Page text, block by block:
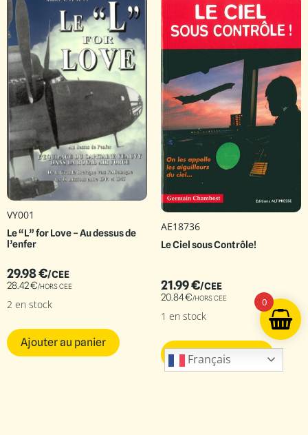
VY001
Le “L” for Love – Au dessus de
l’enfer
29.98€/CEE
28.42€/HORS CEE
2 en stock
Ajouter au panier
AE18736
Le Ciel sous Contrôle!
21.99€/CEE
20.84€/HORS CEE
1 en stock
Ajouter au panier
Français
0